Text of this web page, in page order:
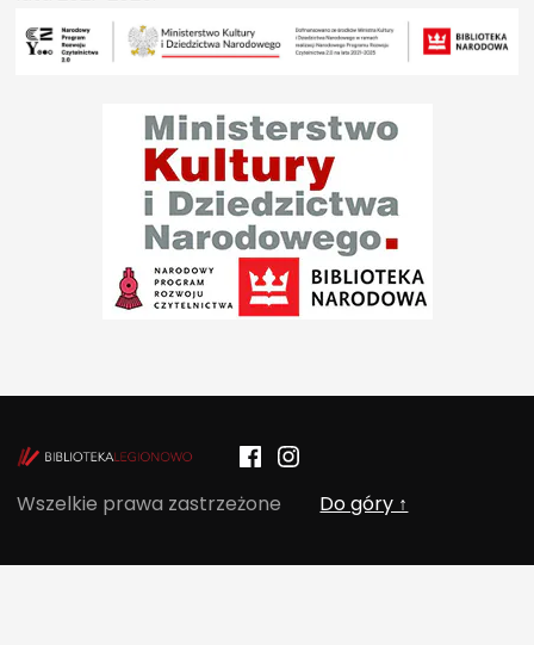
POCZYTALNIA – NOWE MIEJSCE NA
FacebookInstagram
Wszelkie prawa zastrzeżone Do góry ↑